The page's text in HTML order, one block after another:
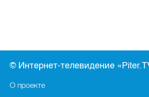
© Интернет-телевидение
О проекте